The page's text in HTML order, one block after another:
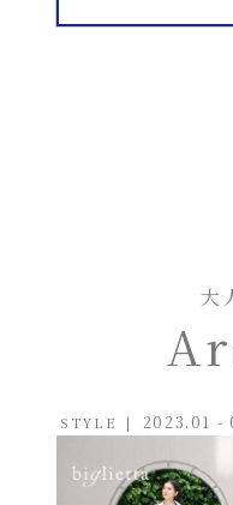
大
STYLE 2023.01 -